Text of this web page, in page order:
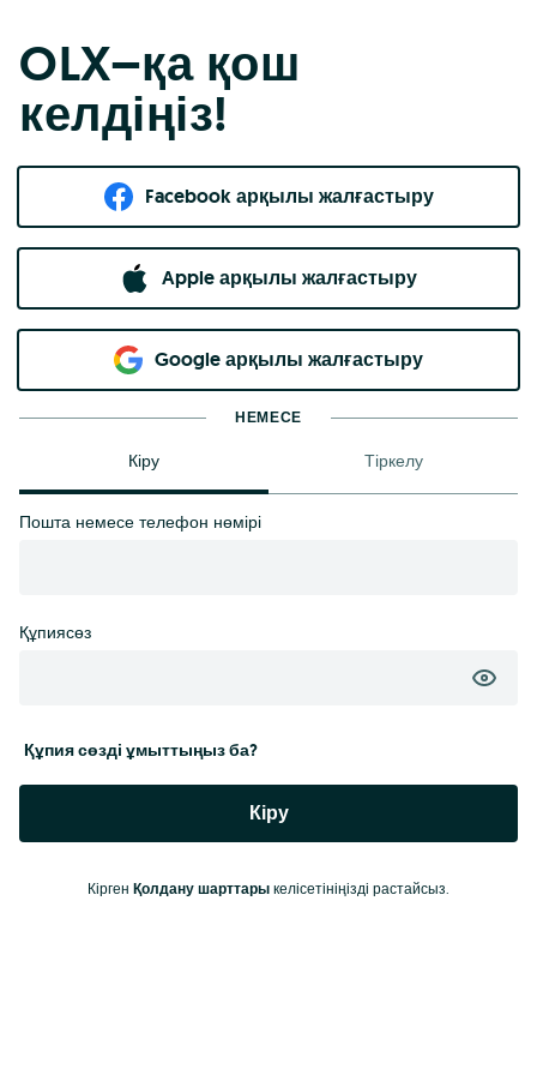
OLX–қа қош
келдіңіз!
Facebook арқылы жалғастыру
Apple арқылы жалғастыру
Google арқылы жалғастыру
НЕМЕСЕ
Кіру Тіркелу
Пошта немесе телефон нөмірі
Құпиясөз
Құпия сөзді ұмыттыңыз ба?
Кіру
Кірген Қолдану шарттары келісетініңізді растайсыз.